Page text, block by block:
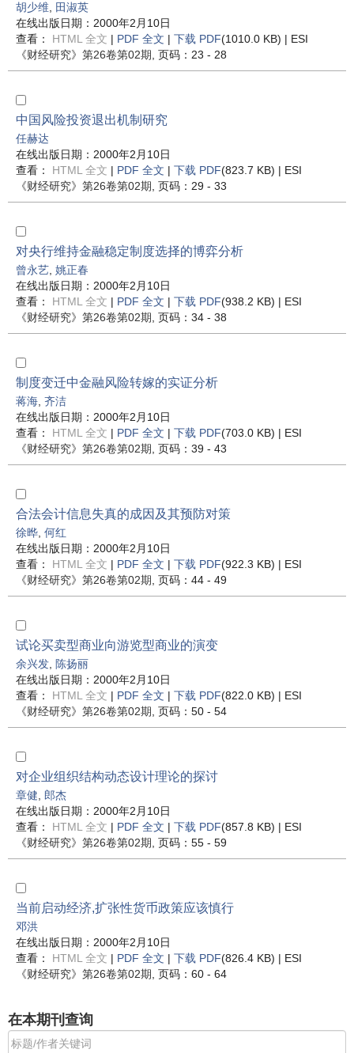
胡少维
田淑英
在线出版日期：2000年2月10日
查看： HTML 全文 | PDF 全文 | 下载 PDF(1010.0 KB) | ESI
《财经研究》 第26卷第02期 , 页码：23 - 28
中国风险投资退出机制研究
任赫达
在线出版日期：2000年2月10日
查看： HTML 全文 | PDF 全文 | 下载 PDF(823.7 KB) | ESI
《财经研究》 第26卷第02期 , 页码：29 - 33
对央行维持金融稳定制度选择的博弈分析
曾永艺 姚正春
在线出版日期：2000年2月10日
查看： HTML 全文 | PDF 全文 | 下载 PDF(938.2 KB) | ESI
《财经研究》 第26卷第02期 , 页码：34 - 38
制度变迁中金融风险转嫁的实证分析
蒋海 齐洁
在线出版日期：2000年2月10日
查看： HTML 全文 | PDF 全文 | 下载 PDF(703.0 KB) | ESI
《财经研究》 第26卷第02期 , 页码：39 - 43
合法会计信息失真的成因及其预防对策
徐晔 何红
在线出版日期：2000年2月10日
查看： HTML 全文 | PDF 全文 | 下载 PDF(922.3 KB) | ESI
《财经研究》 第26卷第02期 , 页码：44 - 49
试论买卖型商业向游览型商业的演变
余兴发
陈扬丽
在线出版日期：2000年2月10日
查看： HTML 全文 | PDF 全文 | 下载 PDF(822.0 KB) | ESI
《财经研究》 第26卷第02期 , 页码：50 - 54
对企业组织结构动态设计理论的探讨
章健
郎杰
在线出版日期：2000年2月10日
查看： HTML 全文 | PDF 全文 | 下载 PDF(857.8 KB) | ESI
《财经研究》 第26卷第02期 , 页码：55 - 59
当前启动经济,扩张性货币政策应该慎行
邓洪
在线出版日期：2000年2月10日
查看： HTML 全文 | PDF 全文 | 下载 PDF(826.4 KB) | ESI
《财经研究》 第26卷第02期 , 页码：60 - 64
在本期刊查询